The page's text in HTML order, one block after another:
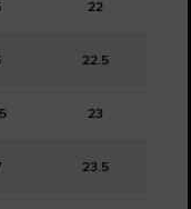
22
22.5
23
23.5